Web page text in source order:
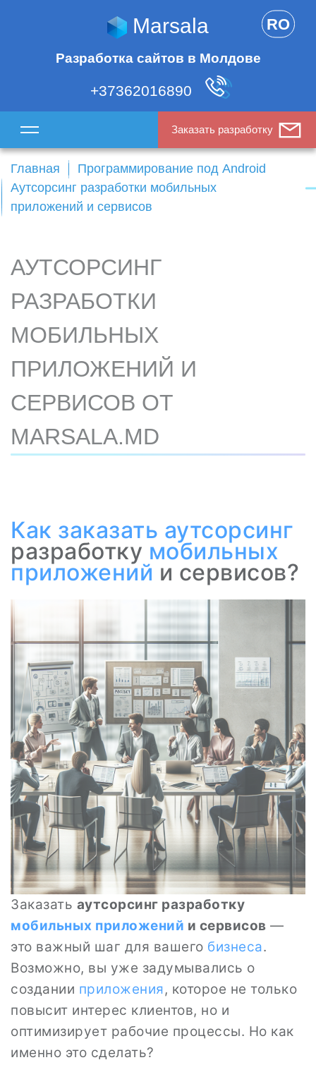
Marsala
Разработка сайтов в Молдове
+37362016890
RO
Заказать разработку
Главная
Программирование под Android
Аутсорсинг разработки мобильных
приложений и сервисов
АУТСОРСИНГ
РАЗРАБОТКИ
МОБИЛЬНЫХ
ПРИЛОЖЕНИЙ И
СЕРВИСОВ ОТ
MARSALA.MD
Как заказать аутсорсинг
разработку мобильных
приложений и сервисов?
Заказать аутсорсинг разработку
мобильных приложений и сервисов —
это важный шаг для вашего бизнеса.
Возможно, вы уже задумывались о
создании приложения, которое не только
повысит интерес клиентов, но и
оптимизирует рабочие процессы. Но как
именно это сделать?